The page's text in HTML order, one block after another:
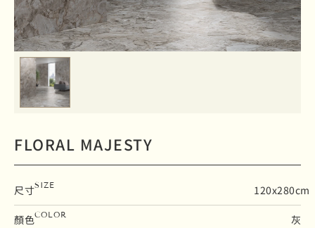
FLORAL MAJESTY
尺寸SIZE 120x280cm
顏色COLOR 灰